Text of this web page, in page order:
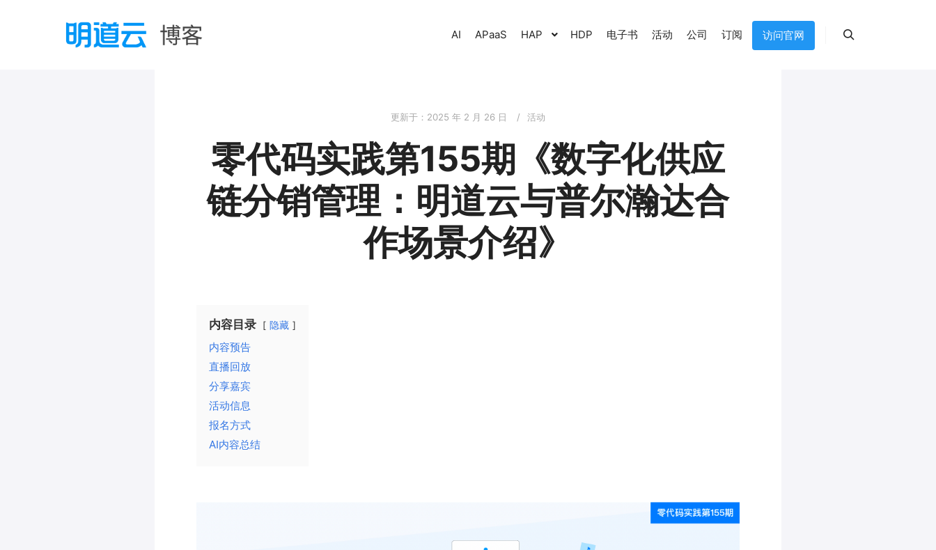
AI APaaS HAP HDP 电子书 活动 公司 订阅 访问官网
更新于： 2025 年 2 月 26 日 活动
零代码实践第155期《数字化供应
链分销管理：明道云与普尔瀚达合
作场景介绍》
内容目录 隐藏
内容预告
直播回放
分享嘉宾
活动信息
报名方式
AI内容总结